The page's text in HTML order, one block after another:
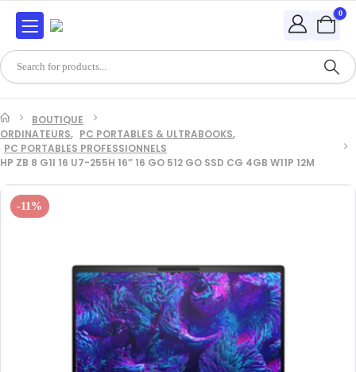
0
BOUTIQUE
ORDINATEURS, PC PORTABLES & ULTRABOOKS,
PC PORTABLES PROFESSIONNELS
HP ZB 8 G1I 16 U7-255H 16″ 16 GO 512 GO SSD CG 4GB W11P 12M
-11%